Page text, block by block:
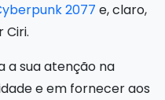
2077 e, claro,
Ciri.
a sua atenção na
e em fornecer aos